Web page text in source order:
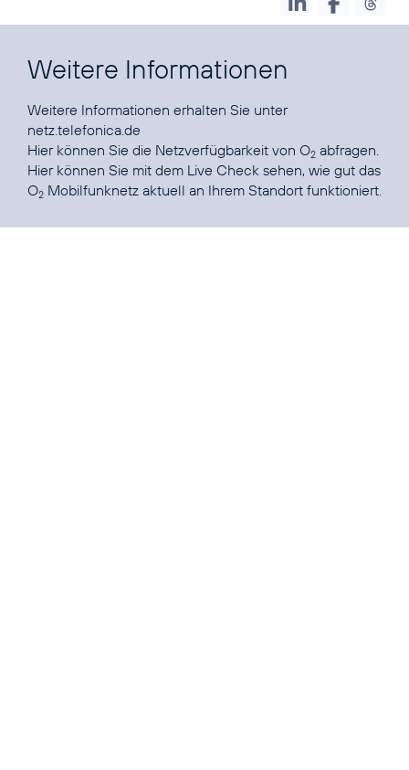
Weitere Informationen
Weitere Informationen erhalten Sie unter
netz.telefonica.de
Hier können Sie die Netzverfügbarkeit von O2 abfragen.
Hier können Sie mit dem Live Check sehen, wie gut das
O2 Mobilfunknetz aktuell an Ihrem Standort funktioniert.